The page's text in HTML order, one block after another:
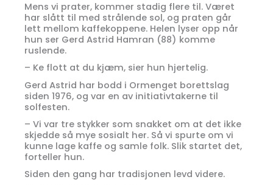
Mens vi prater, kommer stadig flere til. Været
har slått til med strålende sol, og praten går
lett mellom kaffekoppene. Helen lyser opp når
hun ser Gerd Astrid Hamran (88) komme
ruslende.
– Ke flott at du kjæm, sier hun hjertelig.
Gerd Astrid har bodd i Ormenget borettslag
siden 1976, og var en av initiativtakerne til
solfesten.
– Vi var tre stykker som snakket om at det ikke
skjedde så mye sosialt her. Så vi spurte om vi
kunne lage kaffe og samle folk. Slik startet det,
forteller hun.
Siden den gang har tradisjonen levd videre.